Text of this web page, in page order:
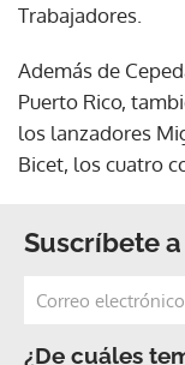
Trabajadores.
Además de
Puerto Rico,
los lanzadores
Bicet, los cuatro
Suscríbete
¿De cuáles